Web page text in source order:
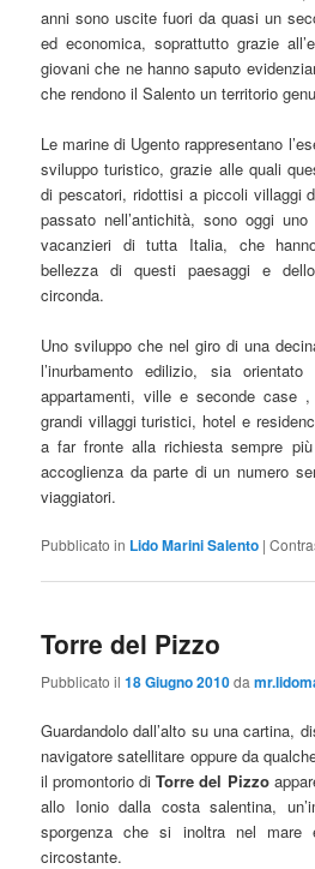
anni sono uscite fuori da quasi un
ed economica, soprattutto grazie
giovani che ne hanno saputo
che rendono il Salento un territorio
Le marine di Ugento rappresentano
sviluppo turistico, grazie alle quali
di pescatori, ridottisi a piccoli villaggi
passato nell’antichità, sono oggi
vacanzieri di tutta Italia, che
bellezza di questi paesaggi e
circonda.
Uno sviluppo che nel giro di una
l’inurbamento edilizio, sia
appartamenti, ville e seconde case
grandi villaggi turistici, hotel e
a far fronte alla richiesta sempre
accoglienza da parte di un numero
viaggiatori.
Pubblicato in Lido Marini Salento |
Torre del Pizzo
Pubblicato il18 Giugno 2010da
Guardandolo dall’alto su una cartina,
navigatore satellitare oppure da
il promontorio diTorre del Pizzo
allo Ionio dalla costa salentina,
sporgenza che si inoltra nel
circostante.